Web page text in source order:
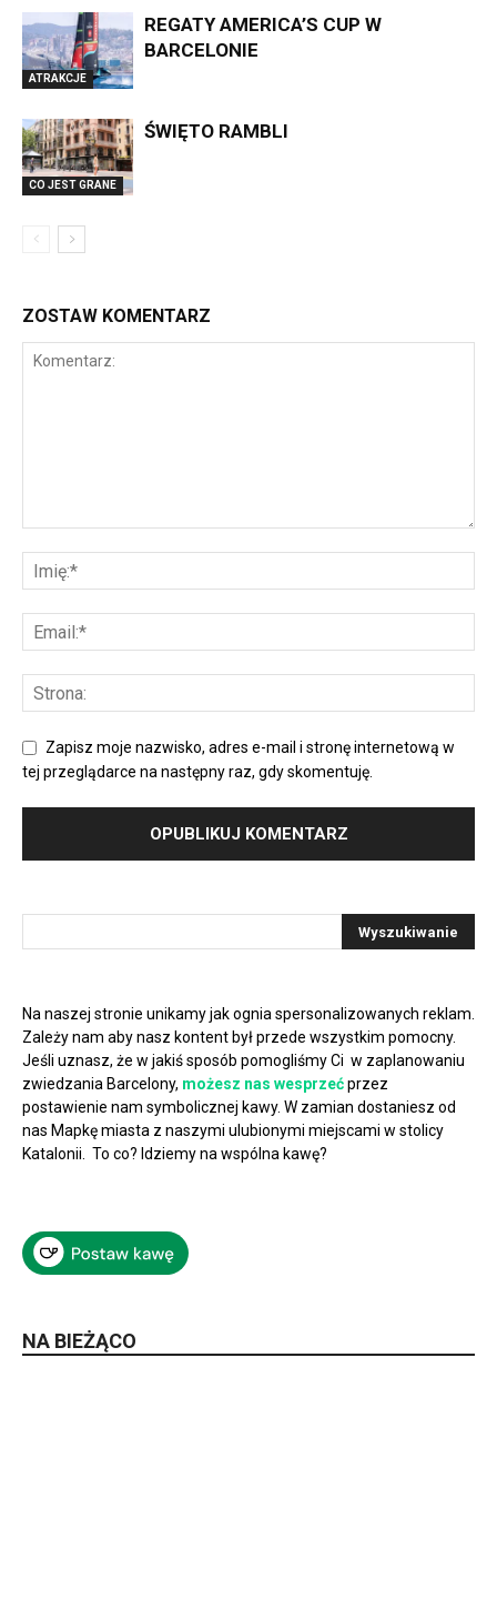
ATRAKCJE
REGATY AMERICA’S CUP W
BARCELONIE
CO JEST GRANE
ŚWIĘTO RAMBLI
ZOSTAW KOMENTARZ
Zapisz moje nazwisko, adres e-mail i stronę internetową w
tej przeglądarce na następny raz, gdy skomentuję.
Na naszej stronie unikamy jak ognia spersonalizowanych reklam.
Zależy nam aby nasz kontent był przede wszystkim pomocny.
Jeśli uznasz, że w jakiś sposób pomogliśmy Ci w zaplanowaniu
zwiedzania Barcelony, możesz nas wesprzećprzez
postawienie nam symbolicznej kawy. W zamian dostaniesz od
nas Mapkę miasta z naszymi ulubionymi miejscami w stolicy
Katalonii. To co? Idziemy na wspólna kawę?
NA BIEŻĄCO